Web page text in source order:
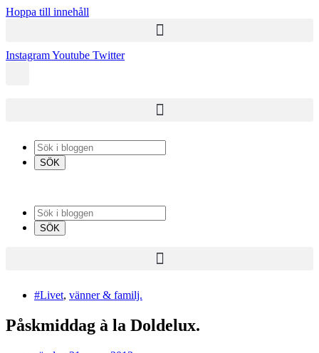
Hoppa till innehåll
InstagramYoutube Twitter
#Livet, vänner & familj.
Påskmiddag à la Doldelux.